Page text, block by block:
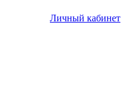
Личный кабинет